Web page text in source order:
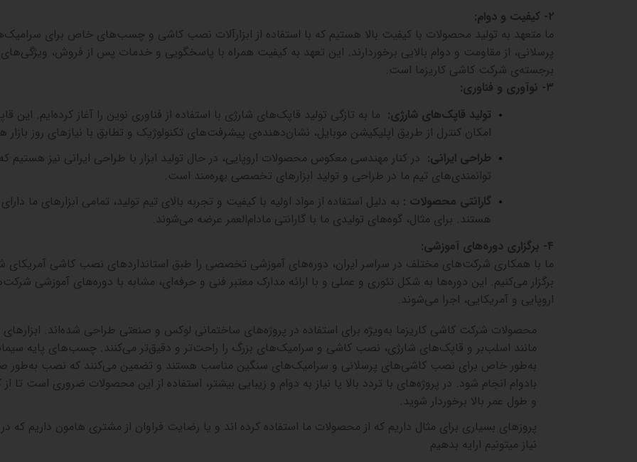
۲- کیفیت و دوام:
ما متعهد به تولید محصولات با کیفیت بالا هستیم که با استفاده از ابزارآلات نصب کاشی و چسب‌های خاص برای
پرسلانی، از مقاومت و دوام بالایی برخوردارند. این تعهد به کیفیت همراه با پاسخگویی و خدمات پس از فروش، ویژگی‌های
برجسته‌ی شرکت کاشی کاریزما است.
۳- نوآوری و فناوری:
تولید قاپک‌های شارژی: ما به تازگی تولید قاپک‌های شارژی با استفاده از فناوری نوین را آغاز کرده‌ایم. این
امکان کنترل از طریق اپلیکیشن موبایل، نشان‌دهنده‌ی پیشرفت‌های تکنولوژیک و تطابق با نیازهای روز بازار
طراحی ایرانی: در کنار مهندسی معکوس محصولات اروپایی، در حال تولید ابزار با طراحی ایرانی نیز هستیم
توانمندی‌های تیم ما در طراحی و تولید ابزارهای تخصصی بهره‌مند است.
گارانتی محصولات : به دلیل استفاده از مواد اولیه با کیفیت و تجربه بالای تیم تولید، تمامی ابزارهای ما دارای
هستند. برای مثال، گوه‌های تولیدی ما با گارانتی مادام‌العمر عرضه می‌شوند.
۴- برگزاری دوره‌های آموزشی:
ما با همکاری شرکت‌های مختلف در سراسر ایران، دوره‌های آموزشی تخصصی را طبق استانداردهای نصب کاشی آمریکای
برگزار می‌کنیم. این دوره‌ها به شکل تئوری و عملی و با ارائه مدارک معتبر فنی و حرفه‌ای، مشابه با دوره‌های آموزشی
اروپایی و آمریکایی، اجرا می‌شوند.
محصولات شرکت کاشی کاریزما به‌ویژه برای استفاده در پروژه‌های ساختمانی لوکس و صنعتی طراحی شده‌اند. ابزارهای
مانند اسلب‌بر و قاپک‌های شارژی، نصب کاشی و سرامیک‌های بزرگ را راحت‌تر و دقیق‌تر می‌کنند. چسب‌های پایه
به‌طور خاص برای نصب کاشی‌های پرسلانی و سرامیک‌های سنگین مناسب هستند و تضمین می‌کنند که نصب به‌طور
بادوام انجام شود. در پروژه‌های با تردد بالا یا نیاز به دوام و زیبایی بیشتر، استفاده از این محصولات ضروری است تا
و طول عمر بالا برخوردار شوید.
پروزهای بسیاری برای مثال داریم که از محصولات ما استفاده کرده اند و یا رضایت فراوان از مشتری هامون داریم که
نیاز میتونیم ارایه بدهیم